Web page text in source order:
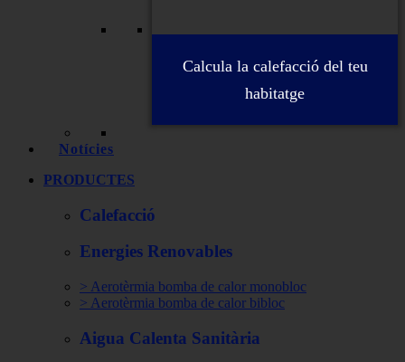
Calcula la calefacció del teu
habitatge
Notícies
PRODUCTES
Calefacció
Energies Renovables
> Aerotèrmia bomba de calor monobloc
> Aerotèrmia bomba de calor bibloc
Aigua Calenta Sanitària